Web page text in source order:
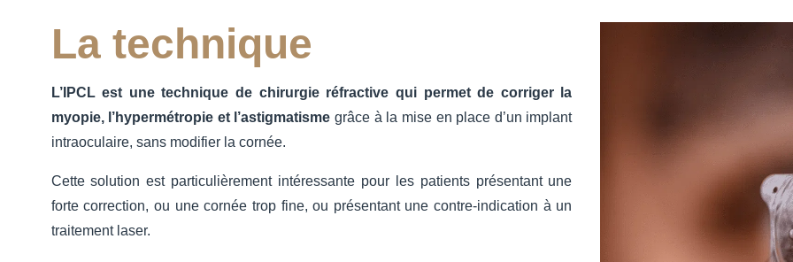
La technique
L’IPCL est une technique de chirurgie réfractive qui permet de corriger la
myopie, l’hypermétropie et l’astigmatisme grâce à la mise en place d’un implant
intraoculaire, sans modifier la cornée.
Cette solution est particulièrement intéressante pour les patients présentant une
forte correction, ou une cornée trop fine, ou présentant une contre-indication à un
traitement laser.